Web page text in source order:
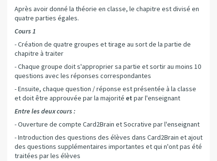
Après avoir donné la théorie en classe, le chapitre est divisé en
quatre parties égales.
Cours 1
- Création de quatre groupes et tirage au sort de la partie de
chapitre à traiter
- Chaque groupe doit s'approprier sa partie et sortir au moins 10
questions avec les réponses correspondantes
- Ensuite, chaque question / réponse est présentée à la classe
et doit être approuvée par la majorité et par l'enseignant
Entre les deux cours :
- Ouverture de compte Card2Brain et Socrative par l'enseignant
- Introduction des questions des élèves dans Card2Brain et ajout
des questions supplémentaires importantes et qui n'ont pas été
traitées par les élèves